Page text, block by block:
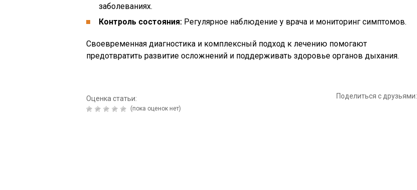
заболеваниях.
Контроль состояния: Регулярное наблюдение у врача и мониторинг симптомов.
Своевременная диагностика и комплексный подход к лечению помогают
предотвратить развитие осложнений и поддерживать здоровье органов дыхания.
Оценка статьи:
(пока оценок нет)
Поделиться с друзьями: